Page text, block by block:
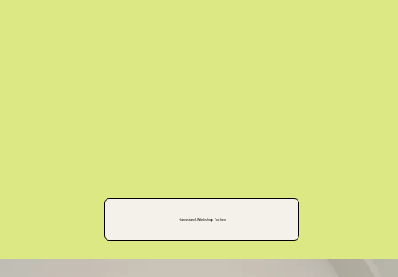
Handstand-Workshop buchen